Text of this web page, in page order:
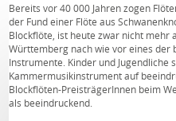
Bereits vor 40 000 Jahren zogen
der Fund einer Flöte aus
Blockflöte, ist heute zwar nicht mehr
Württemberg nach wie vor eines
Instrumente. Kinder und Jugendliche
Kammermusikinstrument auf
Blockflöten-PreisträgerInnen beim
als beeindruckend.